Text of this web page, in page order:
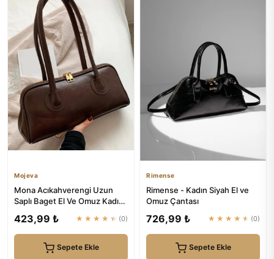
Mojeva
Mona Acıkahverengi Uzun
Saplı Baget El Ve Omuz Kadın
423,99 ₺ ★★★★★ (0)
Sepete Ekle
Rimense
Rimense - Kadın Siyah El ve
Omuz Çantası
726,99 ₺ ★★★★★ (0)
Sepete Ekle